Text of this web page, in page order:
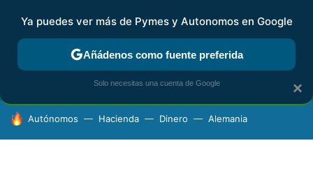
FISCALIDAD Y CONTABILIDAD KIT DIGITAL RENTA
HOY SE HABLA DE
Autónomos Hacienda Dinero Alemania
×
Ya puedes ver más de Pymes y Autonomos en Google
Añádenos como fuente preferida
Solo necesitas una cuenta de Google